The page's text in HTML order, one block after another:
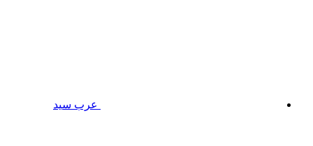
عرب سيد